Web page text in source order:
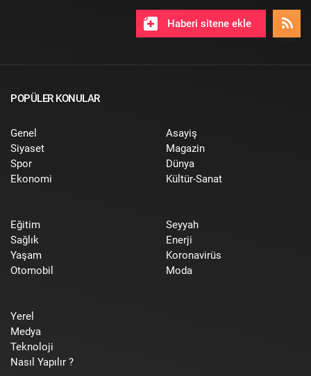
Haberi sitene ekle
POPÜLER KONULAR
Genel
Siyaset
Spor
Ekonomi
Asayiş
Magazin
Dünya
Kültür-Sanat
Eğitim
Sağlık
Yaşam
Otomobil
Seyyah
Enerji
Koronavirüs
Moda
Yerel
Medya
Teknoloji
Nasıl Yapılır ?